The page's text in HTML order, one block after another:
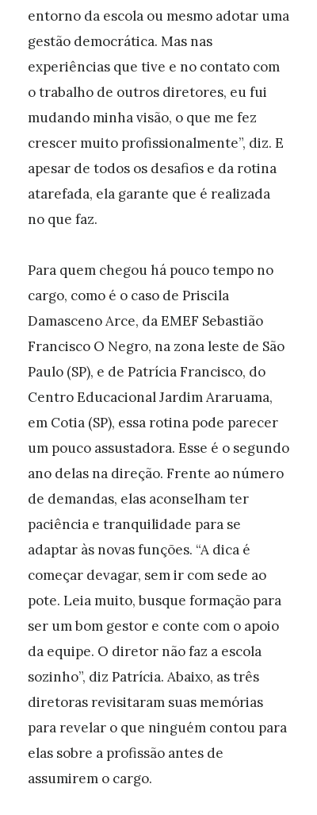
entorno da escola ou mesmo adotar uma
gestão democrática. Mas nas
experiências que tive e no contato com
o trabalho de outros diretores, eu fui
mudando minha visão, o que me fez
crescer muito profissionalmente”, diz. E
apesar de todos os desafios e da rotina
atarefada, ela garante que é realizada
no que faz.
Para quem chegou há pouco tempo no
cargo, como é o caso de Priscila
Damasceno Arce, da EMEF Sebastião
Francisco O Negro, na zona leste de São
Paulo (SP), e de Patrícia Francisco, do
Centro Educacional Jardim Araruama,
em Cotia (SP), essa rotina pode parecer
um pouco assustadora. Esse é o segundo
ano delas na direção. Frente ao número
de demandas, elas aconselham ter
paciência e tranquilidade para se
adaptar às novas funções. “A dica é
começar devagar, sem ir com sede ao
pote. Leia muito, busque formação para
ser um bom gestor e conte com o apoio
da equipe. O diretor não faz a escola
sozinho”, diz Patrícia. Abaixo, as três
diretoras revisitaram suas memórias
para revelar o que ninguém contou para
elas sobre a profissão antes de
assumirem o cargo.